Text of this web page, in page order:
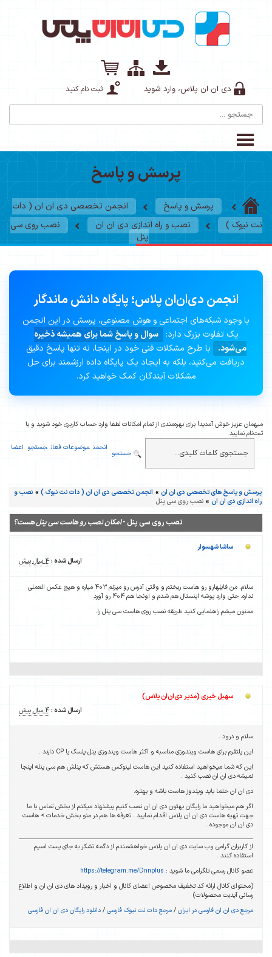
دی ان ان پلاس، وارد شوید ثبت نام کنید
پرسش و پاسخ
پرسش و پاسخ
انجمن تخصصی دی ان ان ( دات
نت نیوک )
نصب و راه اندازی دی ان ان
نصب روی سی
پنل
انجمن دی‌ان‌ان پلاس؛ پایگاه دانش ماندگار
با وجود شبکه‌های اجتماعی و هوش مصنوعی، پرسش در این انجمن
یک تفاوت بزرگ دارد: سوال و پاسخ شما برای همیشه ذخیره
می‌شود.
با طرح مشکلات فنی خود در اینجا، نه تنها پاسخ دقیق
دریافت می‌کنید، بلکه به ایجاد یک پایگاه داده ارزشمند برای حل
مشکلات آیندگان کمک خواهید کرد.
میهمان عزیز خوش آمدید! برای بهره‌مندی از تمام امکانات لطفا وارد حساب کاربری خود شوید و یا
ثبت‌نام نمایید
انجمن موضوعات فعال جستجو اعضا
جستجو
پرسش و پاسخ های تخصصی دی ان ان » انجمن تخصصی دی ان ان ( دات نت نیوک ) » نصب و
راه اندازی دی ان ان » نصب روی سی پنل
نصب روی سی پنل -امکان نصب رو هاست سی پنل هست؟
ساشا شهسوار
ارسال شده :4 سال پیش
سلام. من فایلهارو رو هاست ریختم و وقتی آدرس رو میزنم 403 میاره و هیچ عکس العملی
نداره. حتی وارد پوشه اینستال هم شدم و اونجا هم 404 رو آورد
ممنون میشم راهنمایی کنید طریقه نصب روی هاست سی پنل را.
سهیل خیری (مدیر دی‌ان‌ان پلاس)
ارسال شده :4 سال پیش
سلام و درود .
این پلتفرم برای هاست ویندوزی مناسبه و اکثر هاست ویندوزی پنل پلسک یا CP دارند .
این که شما میخواهید استفاده کنید این هاست لینوکس هستش که پنلش هم سی پنله اینجا
نمیشه دی ان ان نصب کنید .
دی ان ان حتما باید ویندوز هاست باشه و بهتره.
اگر هم میخواهید ما رایگان بهتون دی ان ان نصب کنیم پیشنهاد میکنم از بخش تماس با ما
جهت تهیه هاست دی ان ان پلاس اقدام نمایید . تعرفه ها هم در منو بخش خدمات > هاست
دی ان ان موجوده .
از کاربران گرامی وب سایت دی ان ان پلاس خواهشمندم از دگمه تشکر به جای پست اسپم
استفاده کنند .
عضو کانال رسمی تلگرامی ما شوید : https://telegram.me/Dnnplus
(محتوای کانال ارائه کد تخفیف مخصوص اعضای کانال و اخبار و رویداد های دی ان ان و اطلاع
رسانی آپدیت محصولات)
مرجع دی ان ان فارسی در ایران/مرجع دات نت نیوک فارسی/دانلود رایگان دی ان ان فارسی